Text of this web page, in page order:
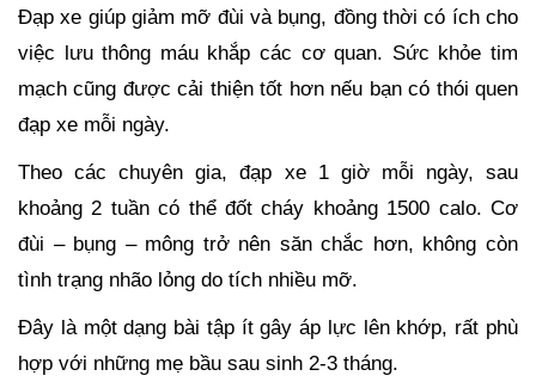
Đạp xe giúp giảm mỡ đùi và bụng, đồng thời có ích cho
việc lưu thông máu khắp các cơ quan. Sức khỏe tim
mạch cũng được cải thiện tốt hơn nếu bạn có thói quen
đạp xe mỗi ngày.
Theo các chuyên gia, đạp xe 1 giờ mỗi ngày, sau
khoảng 2 tuần có thể đốt cháy khoảng 1500 calo. Cơ
đùi – bụng – mông trở nên săn chắc hơn, không còn
tình trạng nhão lỏng do tích nhiều mỡ.
Đây là một dạng bài tập ít gây áp lực lên khớp, rất phù
hợp với những mẹ bầu sau sinh 2-3 tháng.